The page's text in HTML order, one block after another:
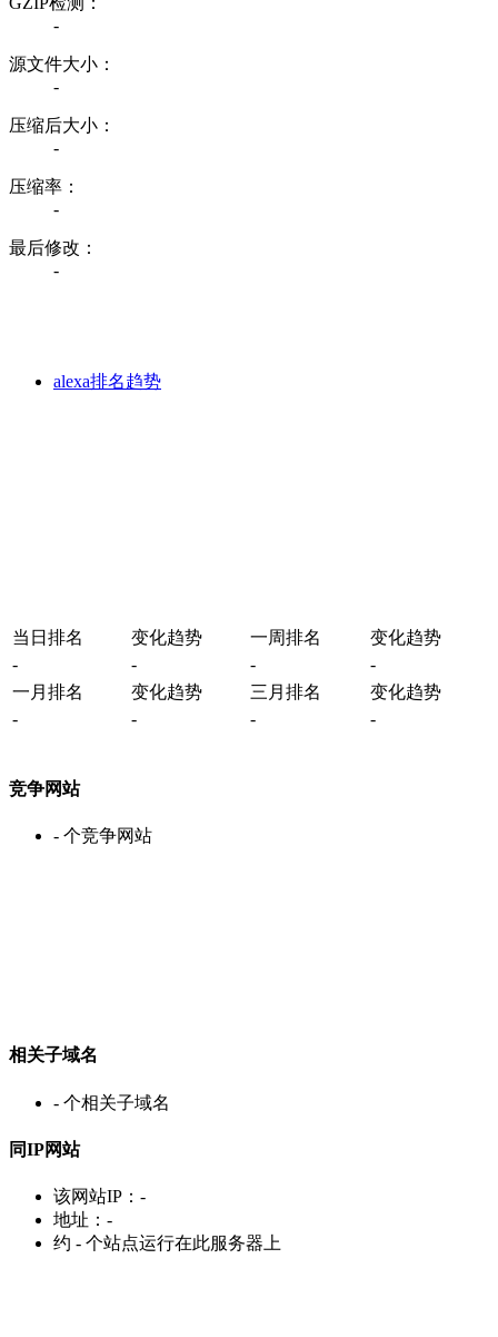
-
源文件大小：
-
压缩后大小：
-
压缩率：
-
最后修改：
-
alexa排名趋势
当日排名 变化趋势 一周排名
变化趋势
-
- -
-
一月排名
变化趋势 三月排名
变化趋势
-
- - -
竞争网站
- 个竞争网站
相关子域名
- 个相关子域名
同IP网站
该网站IP： -
地址： -
约 - 个站点运行在此服务器上